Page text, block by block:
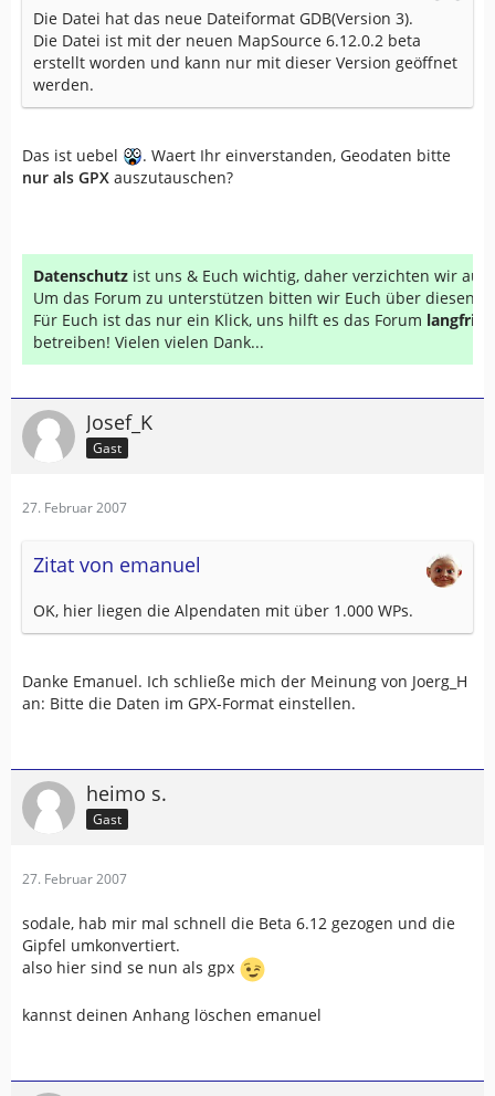
Die Datei hat das neue Dateiformat GDB(Version 3).
Die Datei ist mit der neuen MapSource 6.12.0.2 beta
erstellt worden und kann nur mit dieser Version geöffnet
werden.
Das ist uebel
. Waert Ihr einverstanden, Geodaten bitte
nur als GPX auszutauschen?
Datenschutz ist uns & Euch wichtig, daher verzichten wir auf
Um das Forum zu unterstützen bitten wir Euch über diesen
Für Euch ist das nur ein Klick, uns hilft es das Forum
betreiben! Vielen vielen Dank...
Josef_K
Gast
27. Februar 2007
Zitat von emanuel
OK, hier liegen die Alpendaten mit über 1.000 WPs.
Danke Emanuel. Ich schließe mich der Meinung von Joerg_H
an: Bitte die Daten im GPX-Format einstellen.
heimo s.
Gast
27. Februar 2007
sodale, hab mir mal schnell die Beta 6.12 gezogen und die
Gipfel umkonvertiert.
also hier sind se nun als gpx
kannst deinen Anhang löschen emanuel